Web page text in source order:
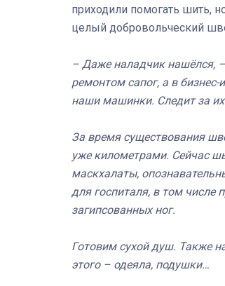
приходили помогать шить,
целый добровольческий
– Даже наладчик нашёлся, –
ремонтом сапог, а в
наши машинки. Следит за
За время существования
уже километрами. Сейчас
маскхалаты,
для госпиталя, в том числе
загипсованных ног.
Готовим сухой душ. Также
этого – одеяла, подушки…